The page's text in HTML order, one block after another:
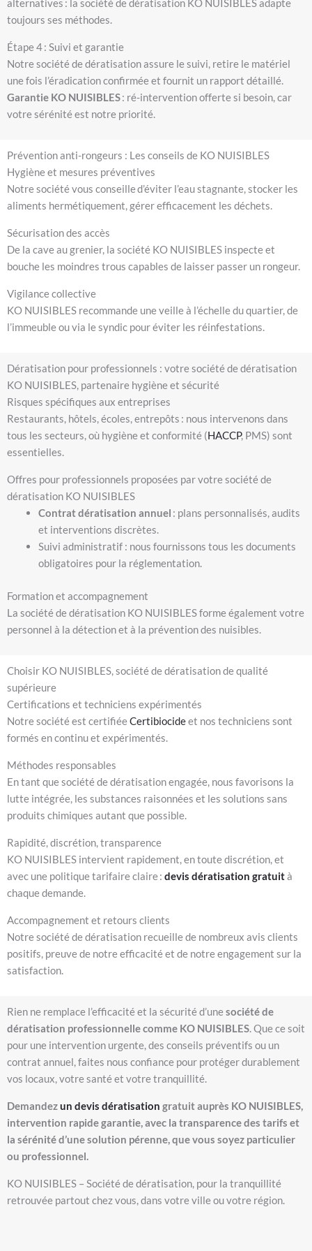
alternatives : la société de dératisation KO NUISIBLES adapte
toujours ses méthodes.
Étape 4 : Suivi et garantie
Notre société de dératisation assure le suivi, retire le matériel
une fois l’éradication confirmée et fournit un rapport détaillé.
Garantie KO NUISIBLES: ré-intervention offerte si besoin, car
votre sérénité est notre priorité.
Prévention anti-rongeurs : Les conseils de KO NUISIBLES
Hygiène et mesures préventives
Notre société vous conseille d’éviter l’eau stagnante, stocker les
aliments hermétiquement, gérer efficacement les déchets.
Sécurisation des accès
De la cave au grenier, la société KO NUISIBLES inspecte et
bouche les moindres trous capables de laisser passer un rongeur.
Vigilance collective
KO NUISIBLES recommande une veille à l’échelle du quartier, de
l’immeuble ou via le syndic pour éviter les réinfestations.
Dératisation pour professionnels : votre société de dératisation
KO NUISIBLES, partenaire hygiène et sécurité
Risques spécifiques aux entreprises
Restaurants, hôtels, écoles, entrepôts : nous intervenons dans
tous les secteurs, où hygiène et conformité (HACCP, PMS) sont
essentielles.
Offres pour professionnels proposées par votre société de
dératisation KO NUISIBLES
Contrat dératisation annuel : plans personnalisés, audits
et interventions discrètes.
Suivi administratif : nous fournissons tous les documents
obligatoires pour la réglementation.
Formation et accompagnement
La société de dératisation KO NUISIBLES forme également votre
personnel à la détection et à la prévention des nuisibles.
Choisir KO NUISIBLES, société de dératisation de qualité
supérieure
Certifications et techniciens expérimentés
Notre société est certifiéeCertibiocideet nos techniciens sont
formés en continu et expérimentés.
Méthodes responsables
En tant que société de dératisation engagée, nous favorisons la
lutte intégrée, les substances raisonnées et les solutions sans
produits chimiques autant que possible.
Rapidité, discrétion, transparence
KO NUISIBLES intervient rapidement, en toute discrétion, et
avec une politique tarifaire claire : devis dératisation gratuità
chaque demande.
Accompagnement et retours clients
Notre société de dératisation recueille de nombreux avis clients
positifs, preuve de notre efficacité et de notre engagement sur la
satisfaction.
Rien ne remplace l’efficacité et la sécurité d’unesociété de
dératisation professionnelle comme KO NUISIBLES . Que ce soit
pour une intervention urgente, des conseils préventifs ou un
contrat annuel, faites nous confiance pour protéger durablement
vos locaux, votre santé et votre tranquillité.
Demandezun devis dératisation gratuit auprès KO NUISIBLES,
intervention rapide garantie, avec la transparence des tarifs et
la sérénité d’une solution pérenne, que vous soyez particulier
ou professionnel.
KO NUISIBLES – Société de dératisation, pour la tranquillité
retrouvée partout chez vous, dans votre ville ou votre région.